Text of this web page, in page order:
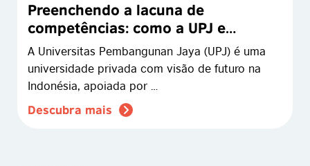
Preenchendo a lacuna de
competências: como a UPJ e
EnglishScore preparando os alunos
para…
A Universitas Pembangunan Jaya (UPJ) é uma
universidade privada com visão de futuro na
Indonésia, apoiada por …
Descubra mais